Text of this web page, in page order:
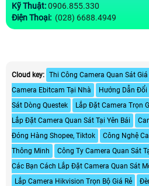
Kỹ Thuật:0906.855.330
Điện Thoại: (028) 6688.4949
Cloud key: Thi Công Camera Quan Sát Giá
Camera Ebitcam Tại Nhà
Hướng Dẫn Đổi
Sát Dòng Questek
Lắp Đặt Camera Trọn
Lắp Đặt Camera Quan Sát Tại Yên Bái
Đóng Hàng Shopee, Tiktok
Công Nghệ
Thông Minh
Công Ty Camera Quan Sát
Các Bạn Cách Lắp Đặt Camera Quan Sát
Lắp Camera Hikvision Trọn Bộ Giá Rẻ